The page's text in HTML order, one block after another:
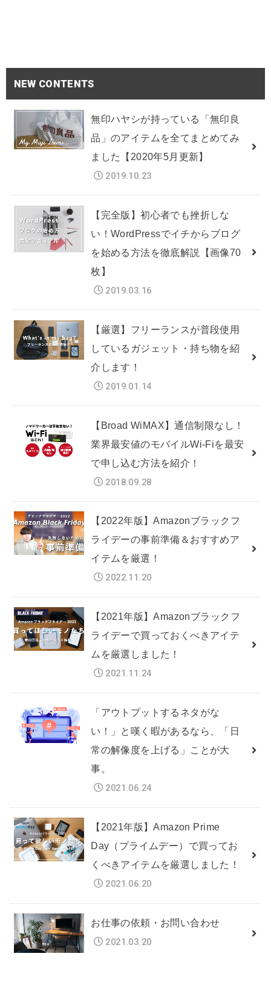
NEW CONTENTS
無印ハヤシが持っている「無印良
品」のアイテムを全てまとめてみ
ました【2020年5月更新】
2019.10.23
【完全版】初心者でも挫折しな
い！WordPressでイチからブログ
を始める方法を徹底解説【画像70
枚】
2019.03.16
【厳選】フリーランスが普段使用
しているガジェット・持ち物を紹
介します！
2019.01.14
【Broad WiMAX】通信制限なし！
業界最安値のモバイルWi-Fiを最安
で申し込む方法を紹介！
2018.09.28
【2022年版】Amazonブラックフ
ライデーの事前準備＆おすすめア
イテムを厳選！
2022.11.20
【2021年版】Amazonブラックフ
ライデーで買っておくべきアイテ
ムを厳選しました！
2021.11.24
「アウトプットするネタがな
い！」と嘆く暇があるなら、「日
常の解像度を上げる」ことが大
事。
2021.06.24
【2021年版】Amazon Prime
Day（プライムデー）で買ってお
くべきアイテムを厳選しました！
2021.06.20
お仕事の依頼・お問い合わせ
2021.03.20